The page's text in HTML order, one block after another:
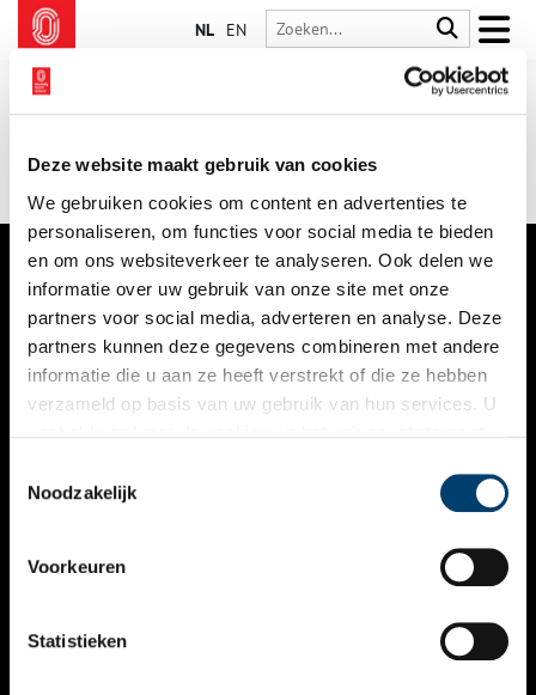
Deze website maakt gebruik van cookies
We gebruiken cookies om content en advertenties te
personaliseren, om functies voor social media te bieden
en om ons websiteverkeer te analyseren. Ook delen we
informatie over uw gebruik van onze site met onze
partners voor social media, adverteren en analyse. Deze
partners kunnen deze gegevens combineren met andere
informatie die u aan ze heeft verstrekt of die ze hebben
verzameld op basis van uw gebruik van hun services. U
Noodzakelijk
Voorkeuren
Statistieken
NL EN
VERHALEN
NIEUWS
KALENDER
ACTIVITEITEN